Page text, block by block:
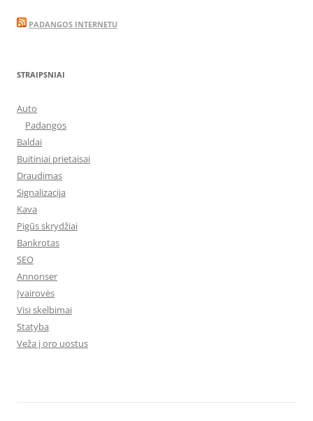
PADANGOS INTERNETU
STRAIPSNIAI
Auto
Padangos
Baldai
Buitiniai prietaisai
Draudimas
Signalizacija
Kava
Pigūs skrydžiai
Bankrotas
SEO
Annonser
Įvairovės
Visi skelbimai
Statyba
Veža į oro uostus